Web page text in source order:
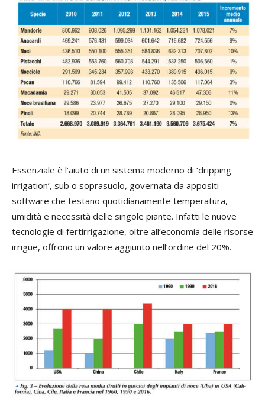
Essenziale è l’aiuto di un sistema moderno di ‘dripping
irrigation’, sub o soprasuolo, governata da appositi
software che testano quotidianamente temperatura,
umidità e necessità delle singole piante. Infatti le nuove
tecnologie di fertirrigazione, oltre all’economia delle risorse
irrigue, offrono un valore aggiunto nell’ordine del 20%.